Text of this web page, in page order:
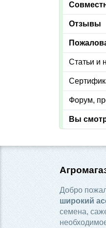
Отзывы
Статьи и
Форум,
Вы
Добро
широкий
семена,